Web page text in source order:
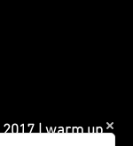
| warm up